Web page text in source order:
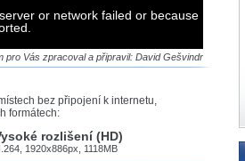
or network failed or because
pro Vás zpracoval a připravil: David Gešvindr
bez připojení k internetu,
formátech:
rozlišení (HD)
1920x886px, 1118MB